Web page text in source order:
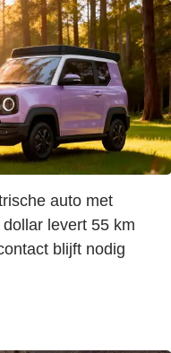
auto met
levert 55 km
blijft nodig